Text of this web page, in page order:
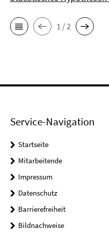
1 / 2
Service-Navigation
Startseite
Mitarbeitende
Impressum
Datenschutz
Barrierefreiheit
Bildnachweise